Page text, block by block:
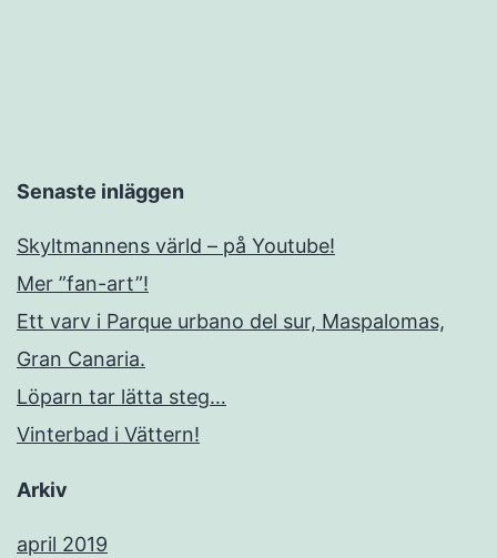
Senaste inläggen
Skyltmannens värld – på Youtube!
Mer ”fan-art”!
Ett varv i Parque urbano del sur, Maspalomas,
Gran Canaria.
Löparn tar lätta steg…
Vinterbad i Vättern!
Arkiv
april 2019